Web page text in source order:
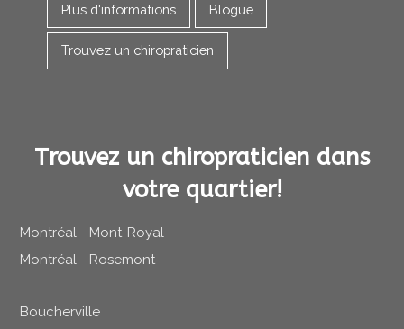
Plus d'informations Blogue
Trouvez un chiropraticien
Trouvez un chiropraticien dans
votre quartier!
Montréal - Mont-Royal
Montréal - Rosemont
Boucherville